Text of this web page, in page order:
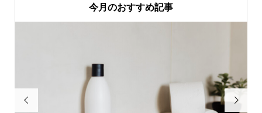
今月のおすすめ記事
 